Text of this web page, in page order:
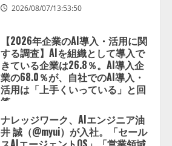
2026/08/07/13:53:50
【2026年企業のAI導入・活用に関
する調査】AIを組織として導入で
きている企業は26.8％。AI導入企
業の68.0％が、自社でのAI導入・
活用は「上手くいっている」と回
答
2026/08/07/13:53:50
ナレッジワーク、AIエンジニア油
井 誠（@myui）が入社。「セール